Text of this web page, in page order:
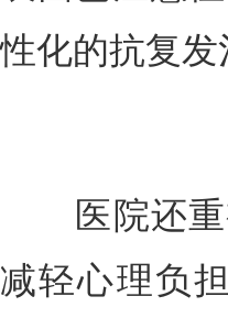
性化的抗复发
医院还重
减轻心理负